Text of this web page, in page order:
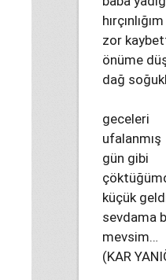
hırçınlığım
zor
önüme
dağ
geceleri
ufalanmış
gün gibi
küçük
sevdama
mevsim…
(KAR